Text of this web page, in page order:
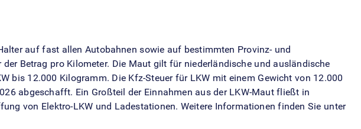
auf fast allen Autobahnen sowie auf bestimmten Provinz- und
Betrag pro Kilometer. Die Maut gilt für niederländische und ausländische
bis 12.000 Kilogramm. Die Kfz-Steuer für LKW mit einem Gewicht von 12.000
abgeschafft. Ein Großteil der Einnahmen aus der LKW-Maut fließt in
von Elektro-LKW und Ladestationen. Weitere Informationen finden Sie unter